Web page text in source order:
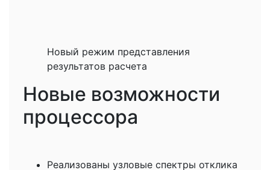
Новый режим представления
результатов расчета
Новые возможности
процессора
Реализованы узловые спектры отклика